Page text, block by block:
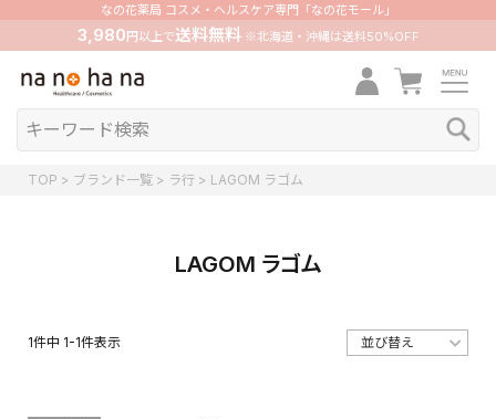
なの花薬局 コスメ・ヘルスケア専門「なの花モール」
3,980 円以上で送料無料※北海道・沖縄は送料50%OFF
TOP ブランド一覧 ラ行 LAGOM ラゴム
LAGOM ラゴム
1件中 1-1件表示